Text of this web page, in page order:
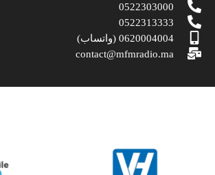
0522303000
0522313333
0620004004 (واتساب)
contact@mfmradio.ma